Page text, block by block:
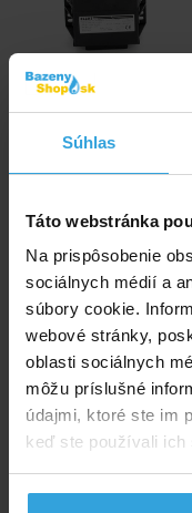
Súhlas
Táto webstránka
Na prispôsobenie
sociálnych médií a
súbory cookie.
webové stránky,
oblasti sociálnych
môžu príslušné
údajmi, ktoré ste im
keď ste používali ich
Bezpečnostný
svorkovnicou
Bezpečnostný
svorkovnicou